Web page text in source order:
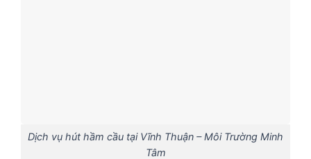
Dịch vụ hút hầm cầu tại Vĩnh Thuận – Môi Trường Minh
Tâm